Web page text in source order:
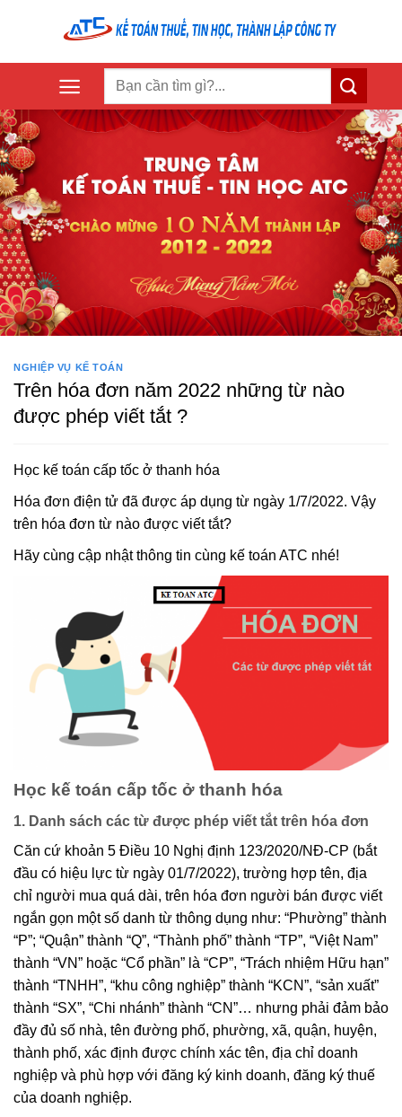
NGHIỆP VỤ KẾ TOÁN
Trên hóa đơn năm 2022 những từ nào
được phép viết tắt ?
Học kế toán cấp tốc ở thanh hóa
Hóa đơn điện tử đã được áp dụng từ ngày 1/7/2022. Vậy
trên hóa đơn từ nào được viết tắt?
Hãy cùng cập nhật thông tin cùng kế toán ATC nhé!
Học kế toán cấp tốc ở thanh hóa
1. Danh sách các từ được phép viết tắt trên hóa đơn
Căn cứ khoản 5 Điều 10 Nghị định 123/2020/NĐ-CP (bắt
đầu có hiệu lực từ ngày 01/7/2022), trường hợp tên, địa
chỉ người mua quá dài, trên hóa đơn người bán được viết
ngắn gọn một số danh từ thông dụng như: “Phường” thành
“P”; “Quận” thành “Q”, “Thành phố” thành “TP”, “Việt Nam”
thành “VN” hoặc “Cổ phần” là “CP”, “Trách nhiệm Hữu hạn”
thành “TNHH”, “khu công nghiệp” thành “KCN”, “sản xuất”
thành “SX”, “Chi nhánh” thành “CN”… nhưng phải đảm bảo
đầy đủ số nhà, tên đường phố, phường, xã, quận, huyện,
thành phố, xác định được chính xác tên, địa chỉ doanh
nghiệp và phù hợp với đăng ký kinh doanh, đăng ký thuế
của doanh nghiệp.